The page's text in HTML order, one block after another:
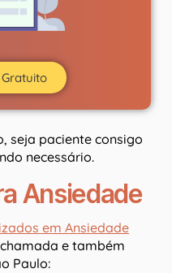
seja paciente consigo
necessário.
Ansiedade
em Ansiedade
e também
Paulo: